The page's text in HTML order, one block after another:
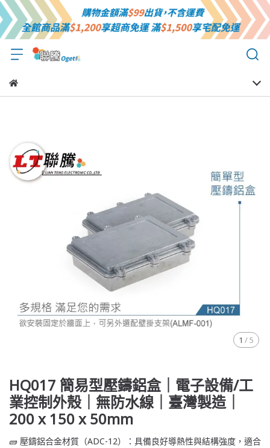
1 /5
HQ017 簡易型壓鑄鋁盒｜電子設備/工
業控制外殼｜無防水線｜臺灣製造｜
200 x 150 x 50mm
🧱 壓鑄鋁合金材質（ADC-12）：具備良好導熱性與結構強度，適合